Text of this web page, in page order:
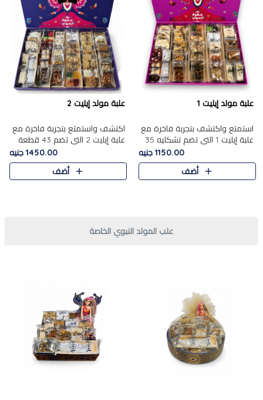
علبة مولد إيليت 1
استمتع واكتشف بتجربة فاخرة مع
علبة إيليت 1 التي تضم تشكليه 35
قطعة من أرقى حلويات المولد
المصري الأصيلة ,معروضة بشكل
جميل في علبة أنيقة ، في..
1150.00 جنيه
أضف
علبة مولد إيليت 2
اكتشف واستمتع بتجربة فاخرة مع
علبة إيليت 2 التي تضم 43 قطعة
تشكيلة من أرقى حلويات المولد
الشرقية المصرية الأصيلة ,معروضة
بشكل جميل في علبة أ..
1450.00 جنيه
أضف
علب المولد النبوي الخاصة